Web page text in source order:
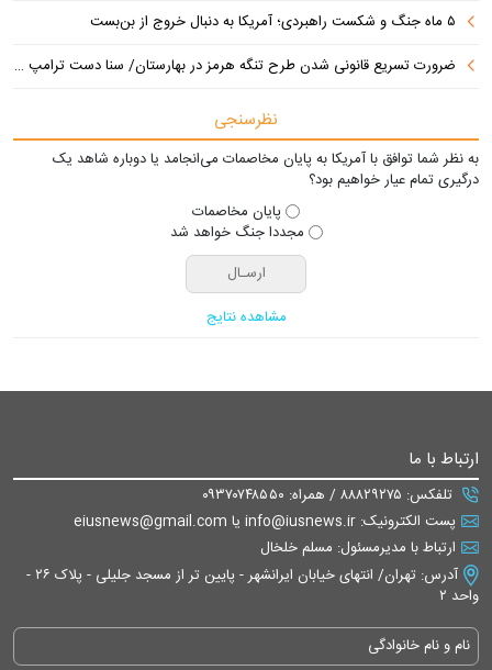
۵ ماه جنگ و شکست راهبردی؛ آمریکا به دنبال خروج از بن‌بست
ضرورت تسریع قانونی شدن طرح تنگه هرمز در بهارستان/ سنا دست ترامپ را برای اعمال فشار به ایران بازتر کرد
نظرسنجی
به نظر شما توافق با آمریکا به پایان مخاصمات می‌انجامد یا دوباره شاهد یک
درگیری تمام عیار خواهیم بود؟
پایان مخاصمات
مجددا جنگ خواهد شد
مشاهده نتایج
ارتباط با ما
تلفکس: ۸۸۸۲۹۲۷۵ / همراه: ۰۹۳۷۰۷۴۸۵۵۰
پست الکترونیک: info@iusnews.ir یا eiusnews@gmail.com
ارتباط با مدیرمسئول: مسلم خلخال
آدرس: تهران/ انتهای خیابان ایرانشهر - پایین تر از مسجد جلیلی - پلاک ۲۶ -
واحد ۲